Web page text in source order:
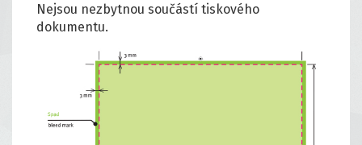
Nejsou nezbytnou součástí tiskového
dokumentu.